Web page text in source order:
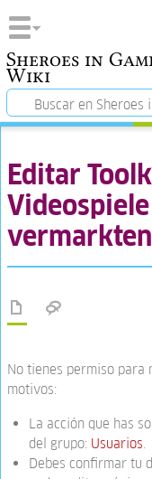
Sheroes in
Wiki
Editar
vermarkten
No tienes permiso para
motivos:
La acción que has
del grupo: Usuarios
Debes confirmar tu